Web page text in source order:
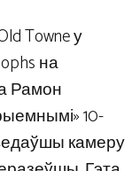
Towne у
на
Рамон
10-
камеру